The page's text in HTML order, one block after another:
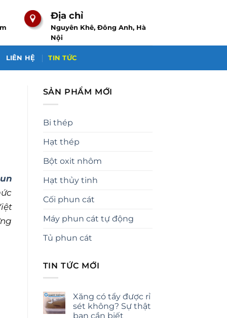
Địa chỉ
Nguyên Khê, Đông Anh, Hà
Nội
LIÊN HỆ TIN TỨC
SẢN PHẨM MỚI
Bi thép
Hạt thép
Bột oxit nhôm
Hạt thủy tinh
Cối phun cát
Máy phun cát tự động
Tủ phun cát
TIN TỨC MỚI
Xăng có tẩy được rỉ
sét không? Sự thật
bạn cần biết